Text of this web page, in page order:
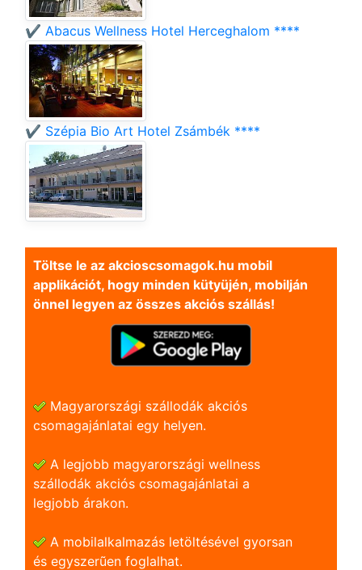
✔️ Abacus Wellness Hotel Herceghalom ****
✔️ Szépia Bio Art Hotel Zsámbék ****
Töltse le az akcioscsomagok.hu mobil
applikációt, hogy minden kütyüjén, mobilján
önnel legyen az összes akciós szállás!
Magyarországi szállodák akciós
csomagajánlatai egy helyen.
A legjobb magyarországi wellness
szállodák akciós csomagajánlatai a
legjobb árakon.
A mobilalkalmazás letöltésével gyorsan
és egyszerũen foglalhat.